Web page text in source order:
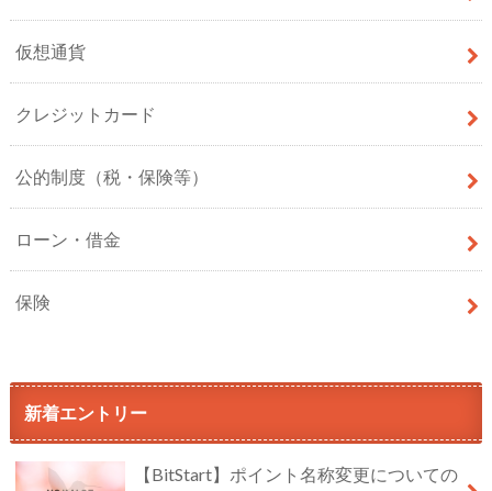
仮想通貨
クレジットカード
公的制度（税・保険等）
ローン・借金
保険
新着エントリー
【BitStart】ポイント名称変更についての